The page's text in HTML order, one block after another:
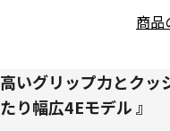
商品
高いグリップ力とクッ
たり幅広4Eモデル 』